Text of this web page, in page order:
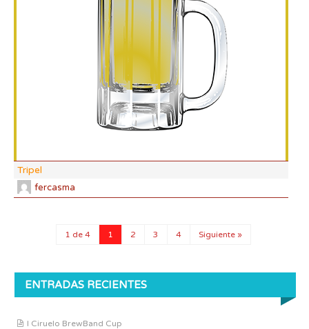
Tripel
fercasma
1 de 4 1 2 3 4 Siguiente »
ENTRADAS RECIENTES
I Ciruelo BrewBand Cup